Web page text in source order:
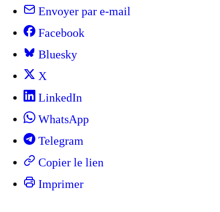
Envoyer par e-mail
Facebook
Bluesky
X
LinkedIn
WhatsApp
Telegram
Copier le lien
Imprimer